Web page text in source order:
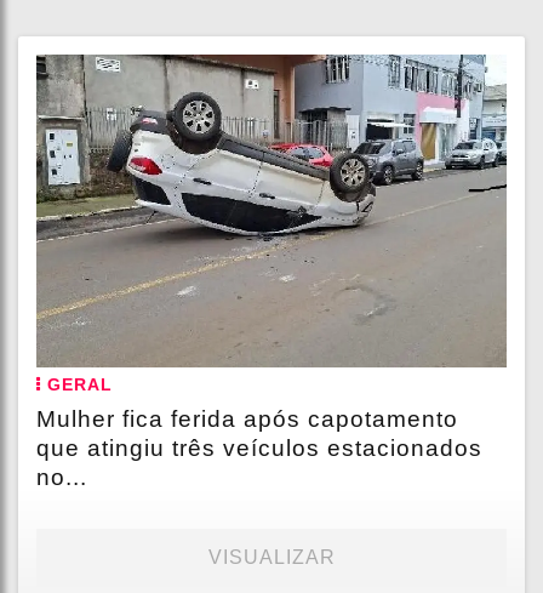
GERAL
Mulher fica ferida após capotamento
que atingiu três veículos estacionados
no...
VISUALIZAR